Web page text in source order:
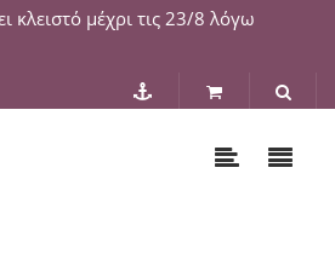
κλειστό μέχρι τις 23/8 λόγω